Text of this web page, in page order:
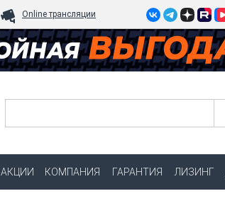
Online трансляции
АКЦИИ КОМПАНИЯ ГАРАНТИЯ ЛИЗИНГ